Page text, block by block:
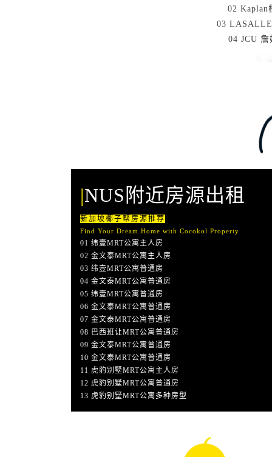
02 Kaplan
03
04 JCU
|NUS 附近房源出租
新加坡椰子帮房源推荐
Find Your Dream Home with Cocokol Property
01 纬壹MRT公寓主人房
02 金文泰MRT公寓主人房
03 纬壹MRT公寓普通房
04 金文泰MRT公寓普通房
05 纬壹MRT公寓普通房
06 金文泰MRT公寓普通房
07 金文泰MRT公寓普通房
08 巴西班让MRT公寓普通房
09 金文泰MRT公寓普通房
10 金文泰MRT公寓普通房
11 虎豹别墅MRT公寓主人房
12 虎豹别墅MRT公寓普通房
13 虎豹别墅MRT公寓多种房型